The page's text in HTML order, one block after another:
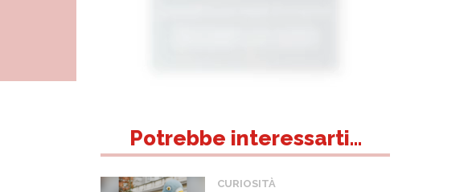
Potrebbe interessarti...
CURIOSITÀ